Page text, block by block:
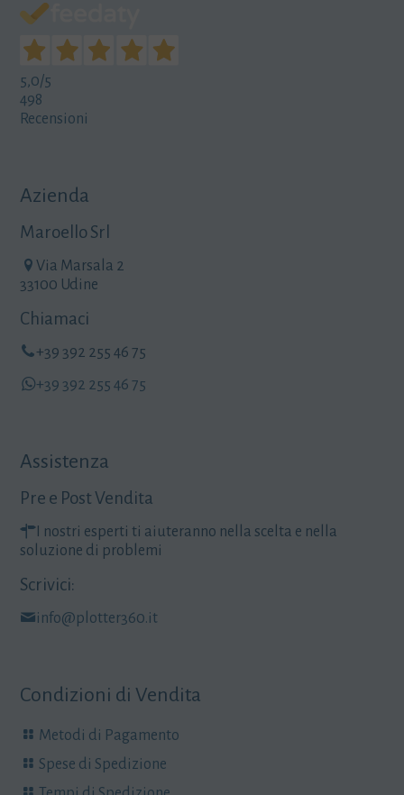
5,0/5
498
Recensioni
Azienda
Maroello Srl
Via Marsala 2
33100 Udine
Chiamaci
+39 392 255 46 75
+39 392 255 46 75
Assistenza
Pre e Post Vendita
I nostri esperti ti aiuteranno nella scelta e nella
soluzione di problemi
Scrivici:
info@plotter360.it
Condizioni di Vendita
Metodi di Pagamento
Spese di Spedizione